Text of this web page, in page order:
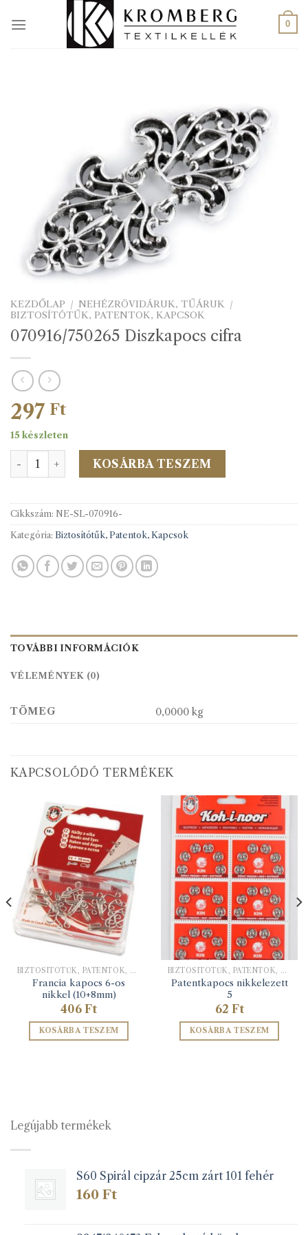
0
KEZDŐLAP / NEHÉZRÖVIDÁRUK, TŰÁRUK /
BIZTOSÍTÓTŰK, PATENTOK, KAPCSOK
070916/750265 Diszkapocs cifra
297 Ft
15 készleten
070916/750265 Diszkapocs cifra mennyiség
KOSÁRBA TESZEM
Cikkszám: NE-SL-070916-
Kategória: Biztosítótűk, Patentok, Kapcsok
TOVÁBBI INFORMÁCIÓK
VÉLEMÉNYEK (0)
TÖMEG 0,0000 kg
KAPCSOLÓDÓ TERMÉKEK
BIZTOSÍTÓTŰK, PATENTOK, KAPCSOK
Francia kapocs 6-os
nikkel (10+8mm)
406 Ft
KOSÁRBA TESZEM
BIZTOSÍTÓTŰK, PATENTOK, KAPCSOK
Patentkapocs nikkelezett
5
62 Ft
KOSÁRBA TESZEM
Legújabb termékek
S60 Spirál cipzár 25cm zárt 101 fehér
160 Ft